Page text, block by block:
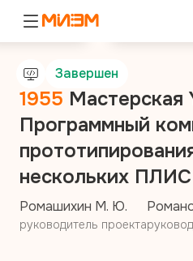
Завершен
1955 Мастерская
Программный
нескольких ПЛИС
Ромашихин М. Ю.
руководитель проекта